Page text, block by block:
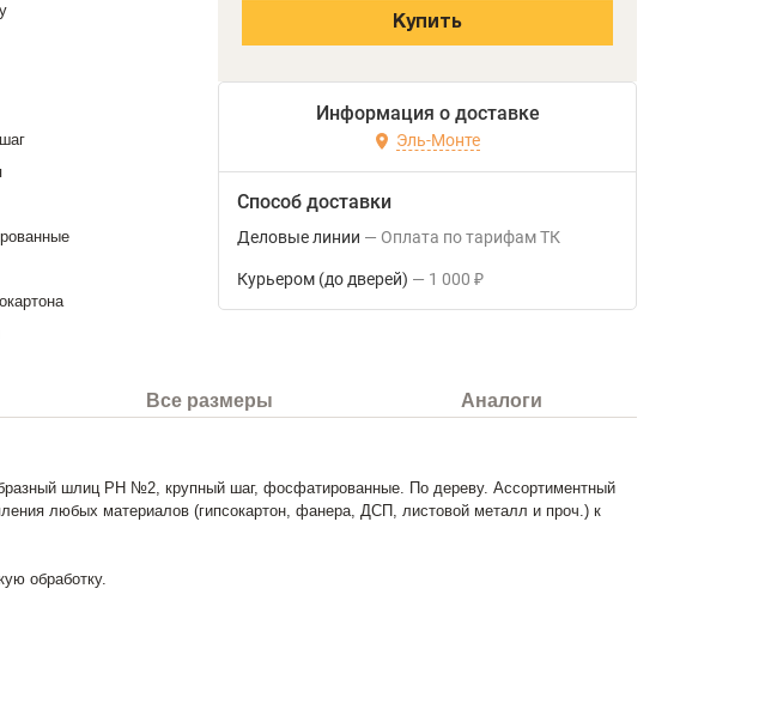
Купить
Информация о доставке
Эль-Монте
Способ доставки
Деловые линии Оплата по тарифам ТК
Курьером (до дверей) 1 000 ₽
Все размеры Аналоги
шлиц PH №2, крупный шаг, фосфатированные. По дереву. Ассортиментный
любых материалов (гипсокартон, фанера, ДСП, листовой металл и проч.) к
обработку.